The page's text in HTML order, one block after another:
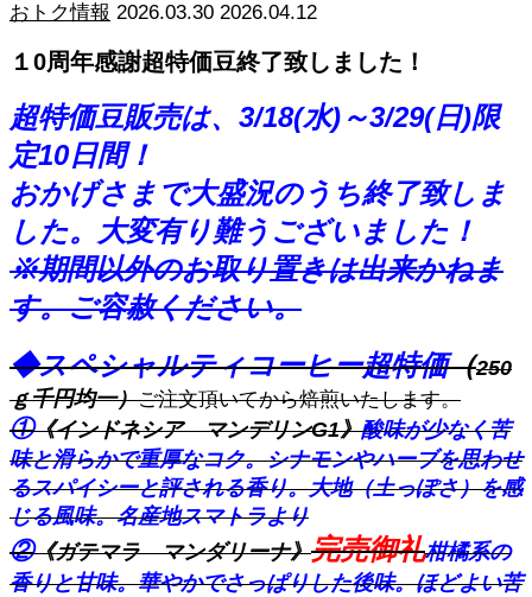
おトク情報 2026.03.30 2026.04.12
１0周年感謝超特価豆終了致しました！
超特価豆販売は、3/18(水)～3/29(日)限
定10日間！
おかげさまで大盛況のうち終了致しま
した。大変有り難うございました！
※期間以外のお取り置きは出来かねま
す。ご容赦ください。
◆スペシャルティコーヒー超特価（250
ｇ千円均一）ご注文頂いてから焙煎いたします。
①《インドネシア マンデリンG1》酸味が少なく苦
味と滑らかで重厚なコク。シナモンやハーブを思わせ
るスパイシーと評される香り。大地（土っぽさ）を感
じる風味。名産地スマトラより
②《ガテマラ マンダリーナ》完売御礼柑橘系の
香りと甘味。華やかでさっぱりした後味。ほどよい苦